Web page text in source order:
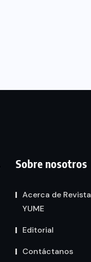
Sobre nosotros
Acerca de Revista
YUME
Editorial
Contáctanos